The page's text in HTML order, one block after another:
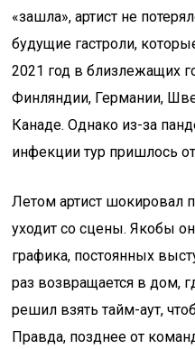
«зашла», артист не
будущие гастроли,
2021 год в близлежащих
Финляндии, Германии,
Канаде. Однако из-за
инфекции тур пришлось
Летом артист шокировал
уходит со сцены. Якобы
графика, постоянных
раз возвращается в дом,
решил взять тайм-аут,
Правда, позднее от